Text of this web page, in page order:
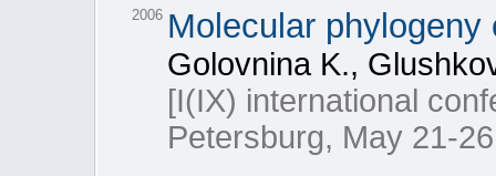
2006 Molecular
Golovnina K.,
[I(IX) international
Petersburg, May 21-